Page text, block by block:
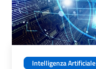
Intelligenza Artificiale